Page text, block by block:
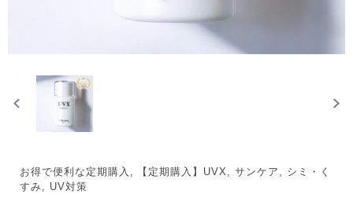
お得で便利な定期購入, 【定期購入】UVX, サンケア, シミ・く
すみ, UV対策